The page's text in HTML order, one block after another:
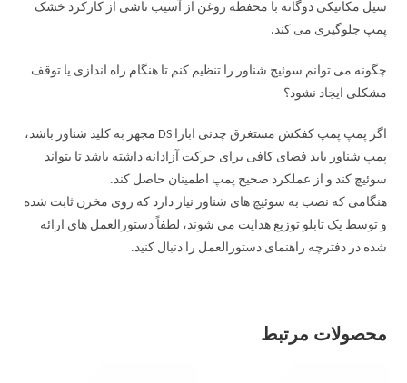
سیل مکانیکی دوگانه با محفظه روغن از آسیب ناشی از کارکرد خشک
پمپ جلوگیری می کند.
چگونه می توانم سوئیچ شناور را تنظیم کنم تا هنگام راه اندازی یا توقف
مشکلی ایجاد نشود؟
اگر پمپ پمپ کفکش مستغرق چدنی ابارا DS مجهز به کلید شناور باشد،
پمپ شناور باید فضای کافی برای حرکت آزادانه داشته باشد تا بتواند
سوئیچ کند و از عملکرد صحیح پمپ اطمینان حاصل کند.
هنگامی که نصب به سوئیچ های شناور نیاز دارد که روی مخزن ثابت شده
و توسط یک تابلو توزیع هدایت می شوند، لطفاً دستورالعمل های ارائه
شده در دفترچه راهنمای دستورالعمل را دنبال کنید.
محصولات مرتبط